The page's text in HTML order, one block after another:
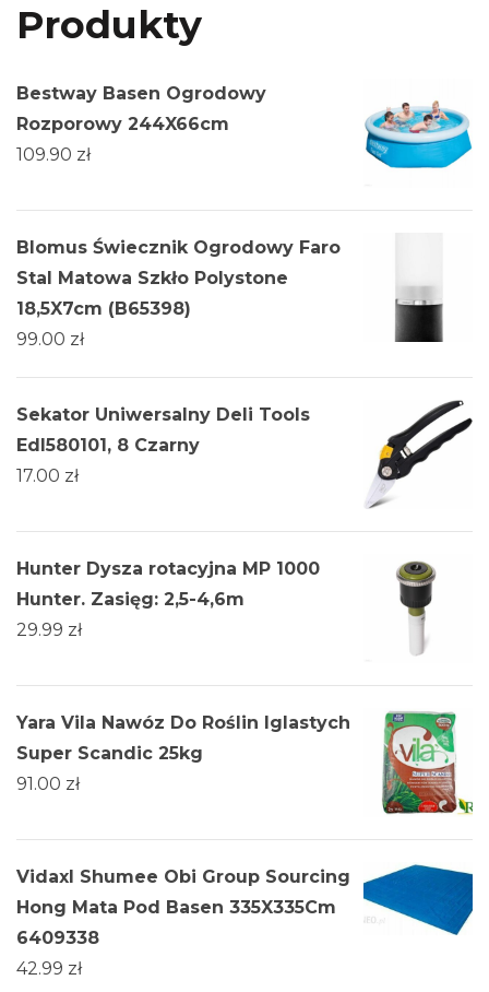
Produkty
Bestway Basen Ogrodowy
Rozporowy 244X66cm
109.90 zł
Blomus Świecznik Ogrodowy Faro
Stal Matowa Szkło Polystone
18,5X7cm (B65398)
99.00 zł
Sekator Uniwersalny Deli Tools
Edl580101, 8 Czarny
17.00 zł
Hunter Dysza rotacyjna MP 1000
Hunter. Zasięg: 2,5-4,6m
29.99 zł
Yara Vila Nawóz Do Roślin Iglastych
Super Scandic 25kg
91.00 zł
Vidaxl Shumee Obi Group Sourcing
Hong Mata Pod Basen 335X335Cm
6409338
42.99 zł